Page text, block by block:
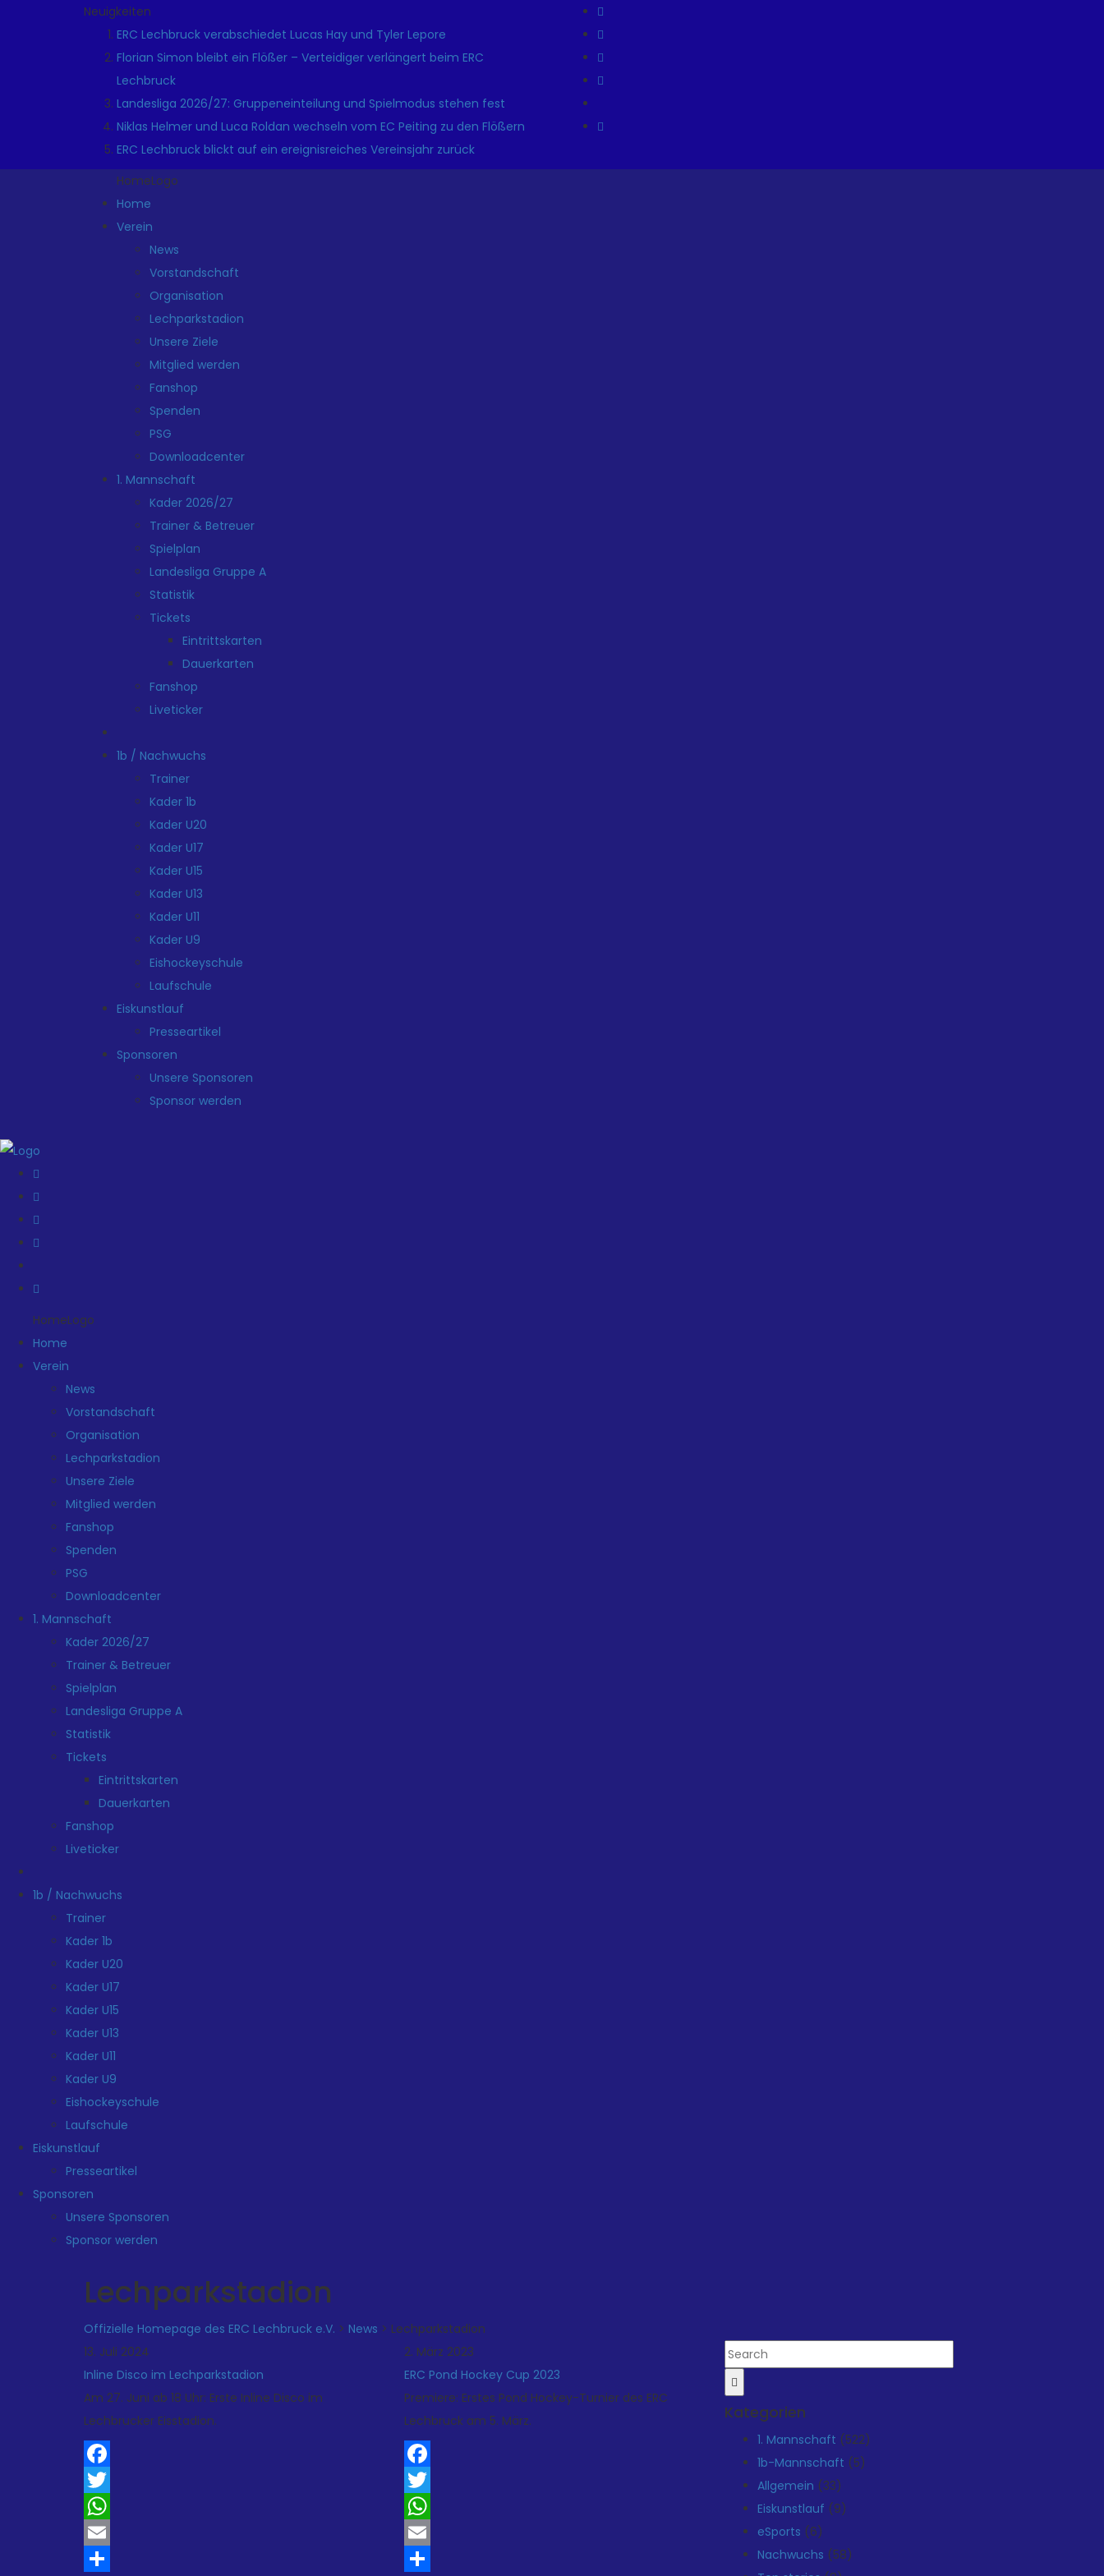
Neuigkeiten
ERC Lechbruck verabschiedet Lucas Hay und Tyler Lepore
Florian Simon bleibt ein Flößer – Verteidiger verlängert beim ERC
Lechbruck
Landesliga 2026/27: Gruppeneinteilung und Spielmodus stehen fest
Niklas Helmer und Luca Roldan wechseln vom EC Peiting zu den Flößern
ERC Lechbruck blickt auf ein ereignisreiches Vereinsjahr zurück
HomeLogo
Home
Verein
News
Vorstandschaft
Organisation
Lechparkstadion
Unsere Ziele
Mitglied werden
Fanshop
Spenden
PSG
Downloadcenter
1. Mannschaft
Kader 2026/27
Trainer & Betreuer
Spielplan
Landesliga Gruppe A
Statistik
Tickets
Eintrittskarten
Dauerkarten
Fanshop
Liveticker
1b / Nachwuchs
Trainer
Kader 1b
Kader U20
Kader U17
Kader U15
Kader U13
Kader U11
Kader U9
Eishockeyschule
Laufschule
Eiskunstlauf
Presseartikel
Sponsoren
Unsere Sponsoren
Sponsor werden
HomeLogo
Home
Verein
News
Vorstandschaft
Organisation
Lechparkstadion
Unsere Ziele
Mitglied werden
Fanshop
Spenden
PSG
Downloadcenter
1. Mannschaft
Kader 2026/27
Trainer & Betreuer
Spielplan
Landesliga Gruppe A
Statistik
Tickets
Eintrittskarten
Dauerkarten
Fanshop
Liveticker
1b / Nachwuchs
Trainer
Kader 1b
Kader U20
Kader U17
Kader U15
Kader U13
Kader U11
Kader U9
Eishockeyschule
Laufschule
Eiskunstlauf
Presseartikel
Sponsoren
Unsere Sponsoren
Sponsor werden
Lechparkstadion
Offizielle Homepage des ERC Lechbruck e.V. > News > Lechparkstadion
13. Juli 2024
Inline Disco im Lechparkstadion
Am 27. Juni ab 18 Uhr: Erste Inline Disco im
Lechbrucker Eisstadion.
Facebook
Twitter
WhatsApp
Email
2. März 2023
ERC Pond Hockey Cup 2023
Premiere: Erstes Pond Hockey-Turnier des ERC
Lechbruck am 5. März.
Facebook
Twitter
WhatsApp
Email
Kategorien
1. Mannschaft (522)
1b-Mannschaft (5)
Allgemein (33)
Eiskunstlauf (9)
eSports (6)
Nachwuchs (58)